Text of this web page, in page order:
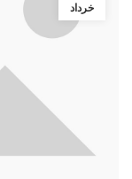
خرداد